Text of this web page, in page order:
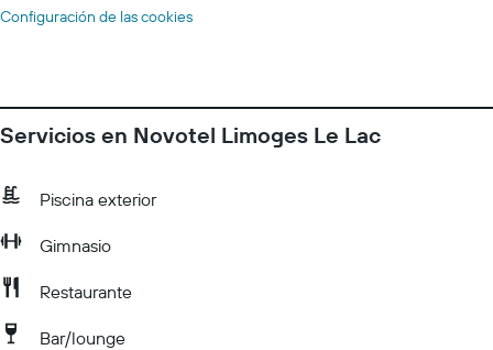
Configuración de las cookies
Servicios en Novotel Limoges Le Lac
Piscina exterior
Gimnasio
Restaurante
Bar/lounge